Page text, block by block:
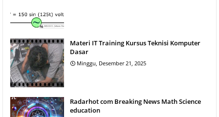
Materi IT Training Kursus Teknisi Komputer
Dasar
Minggu, Desember 21, 2025
Radarhot com Breaking News Math Science
education